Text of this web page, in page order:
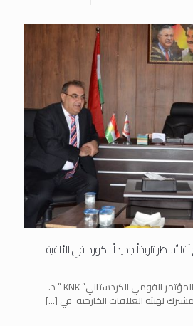
تُسطَر تاريخاً جديداً للكورد في الألفية
في لقاء جمع بين عضو المؤتمر القومي الكردستاني” KNK ” د.
لهيئة العلاقات الخارجية في […]